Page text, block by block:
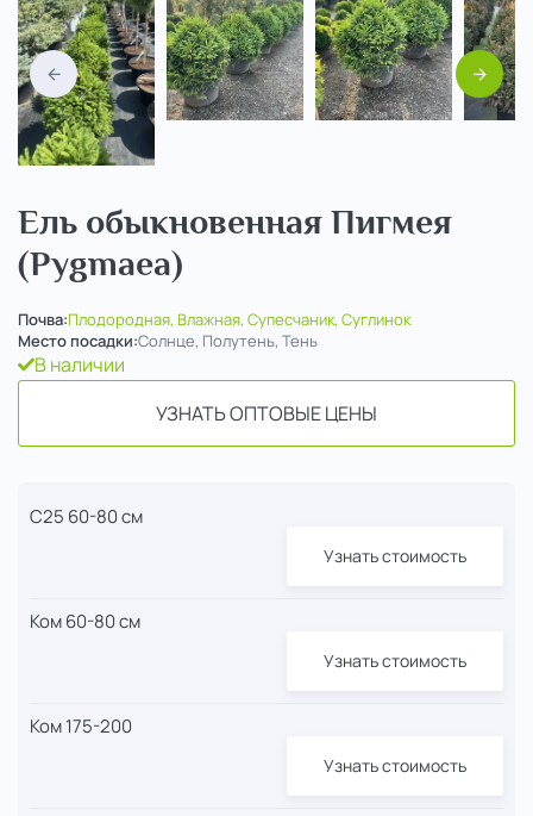
Назад Вперед
Ель обыкновенная Пигмея
(Pygmaea)
Почва:Плодородная, Влажная, Супесчаник, Суглинок
Место посадки:Солнце, Полутень, Тень
В наличии
УЗНАТЬ ОПТОВЫЕ ЦЕНЫ
C25 60-80 см
Узнать стоимость
Ком 60-80 см
Узнать стоимость
Ком 175-200
Узнать стоимость